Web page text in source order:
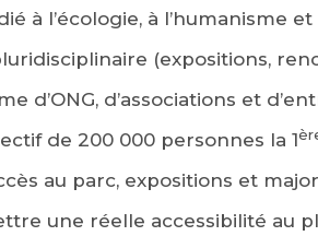
à l’écologie, à l’humanisme
(expositions,
d’ONG, d’associations et
de 200 000 personnes la 1
au parc, expositions et
une réelle accessibilité au